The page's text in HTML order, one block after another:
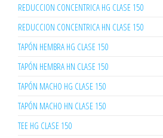
REDUCCION CONCENTRICA HG CLASE 150
REDUCCION CONCENTRICA HN CLASE 150
TAPÓN HEMBRA HG CLASE 150
TAPÓN HEMBRA HN CLASE 150
TAPÓN MACHO HG CLASE 150
TAPÓN MACHO HN CLASE 150
TEE HG CLASE 150